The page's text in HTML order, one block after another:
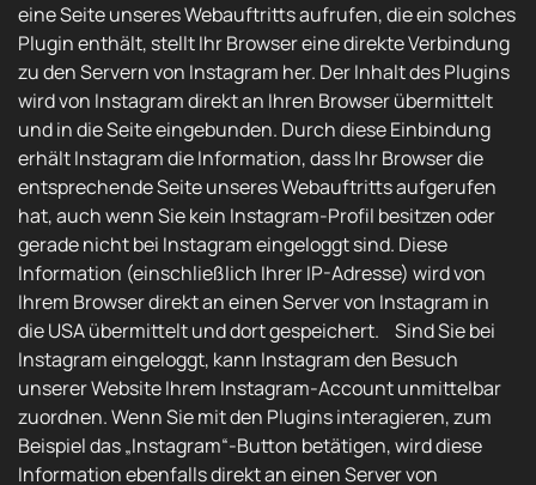
eine Seite unseres Webauftritts aufrufen, die ein solches
Plugin enthält, stellt Ihr Browser eine direkte Verbindung
zu den Servern von Instagram her. Der Inhalt des Plugins
wird von Instagram direkt an Ihren Browser übermittelt
und in die Seite eingebunden. Durch diese Einbindung
erhält Instagram die Information, dass Ihr Browser die
entsprechende Seite unseres Webauftritts aufgerufen
hat, auch wenn Sie kein Instagram-Profil besitzen oder
gerade nicht bei Instagram eingeloggt sind. Diese
Information (einschließlich Ihrer IP-Adresse) wird von
Ihrem Browser direkt an einen Server von Instagram in
die USA übermittelt und dort gespeichert. Sind Sie bei
Instagram eingeloggt, kann Instagram den Besuch
unserer Website Ihrem Instagram-Account unmittelbar
zuordnen. Wenn Sie mit den Plugins interagieren, zum
Beispiel das „Instagram“-Button betätigen, wird diese
Information ebenfalls direkt an einen Server von